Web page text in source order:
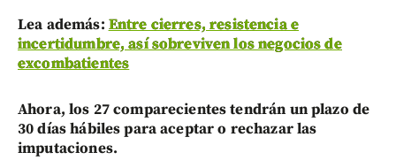
Lea además: Entre cierres, resistencia e
incertidumbre, así sobreviven los negocios de
excombatientes
Ahora, los 27 comparecientes tendrán un plazo de
30 días hábiles para aceptar o rechazar las
imputaciones.